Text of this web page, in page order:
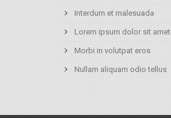
Interdum et malesuada
Lorem ipsum dolor sit amet
Morbi in volutpat eros
Nullam aliquam odio tellus